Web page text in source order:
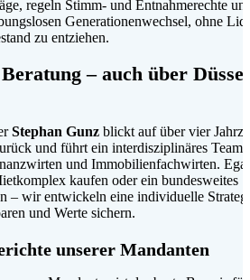
regeln Stimm‑ und Entnahme­rechte
Generationen­wechsel, ohne
zu entziehen.
– auch über
Stephan Gunz blickt auf über vier
und führt ein inter­disziplinäres Team
und Immobilien­fachwirten.
kaufen oder ein bundes­weites
– wir entwickeln eine individuelle
und Werte sichern.
unserer Mandanten